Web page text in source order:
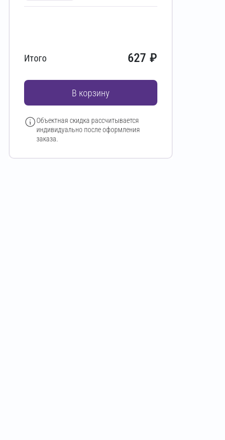
Итого 627 ₽
В корзину
Объектная скидка рассчитывается
индивидуально после оформления
заказа.